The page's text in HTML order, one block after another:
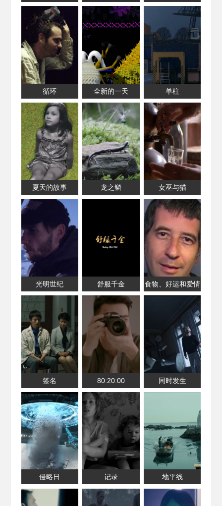
罗伊德
循环 全新的一天 单柱
夏天的故事 龙之鳞 女巫与猫
光明世纪 舒服千金 食物、好运和爱情
签名 80:20:00 同时发生
侵略日 记录 地平线